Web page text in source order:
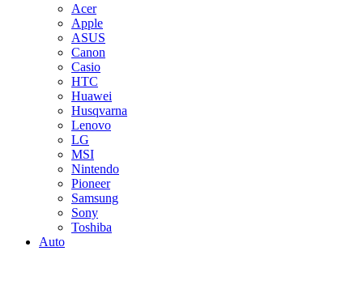
Acer
Apple
ASUS
Canon
Casio
HTC
Huawei
Husqvarna
Lenovo
LG
MSI
Nintendo
Pioneer
Samsung
Sony
Toshiba
Auto